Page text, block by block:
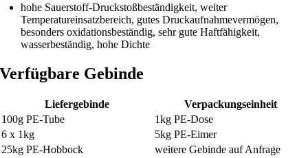
hohe Sauerstoff-Druckstoßbeständigkeit, weiter
Temperatureinsatzbereich, gutes Druckaufnahmevermögen,
besonders oxidationsbeständig, sehr gute Haftfähigkeit,
wasserbeständig, hohe Dichte
Verfügbare Gebinde
Liefergebinde
Verpackungseinheit
100g PE-Tube
1kg PE-Dose
6 x 1kg
5kg PE-Eimer
25kg PE-Hobbock
weitere Gebinde auf Anfrage